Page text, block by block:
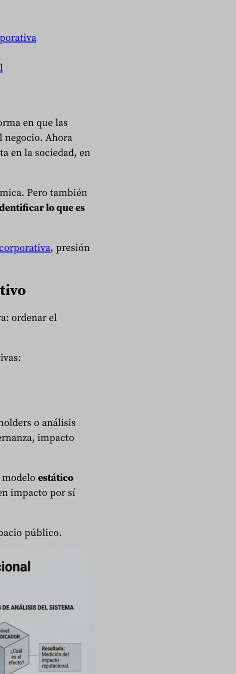
en que las
negocio. Ahora
en la sociedad, en
Pero también
lo que es
, presión
ordenar el
o análisis
impacto
estático
impacto por sí
público.